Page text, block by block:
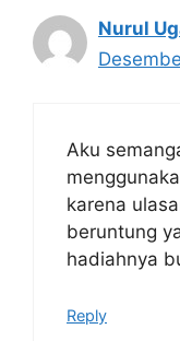
Nurul
Aku
karena
beruntung
hadiahnya
Reply